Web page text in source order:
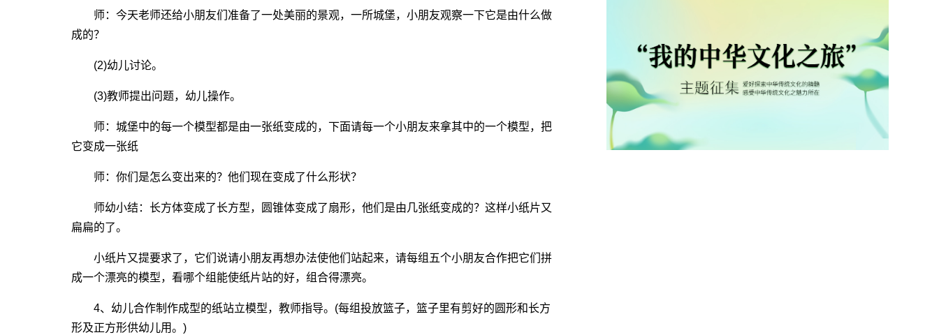
师：今天老师还给小朋友们准备了一处美丽的景观，一所城堡，小朋友观察一下它是由什么做
成的？
(2)幼儿讨论。
(3)教师提出问题，幼儿操作。
师：城堡中的每一个模型都是由一张纸变成的，下面请每一个小朋友来拿其中的一个模型，把
它变成一张纸
师：你们是怎么变出来的？他们现在变成了什么形状？
师幼小结：长方体变成了长方型，圆锥体变成了扇形，他们是由几张纸变成的？这样小纸片又
扁扁的了。
小纸片又提要求了，它们说请小朋友再想办法使他们站起来，请每组五个小朋友合作把它们拼
成一个漂亮的模型，看哪个组能使纸片站的好，组合得漂亮。
4、幼儿合作制作成型的纸站立模型，教师指导。(每组投放篮子，篮子里有剪好的圆形和长方
形及正方形供幼儿用。)